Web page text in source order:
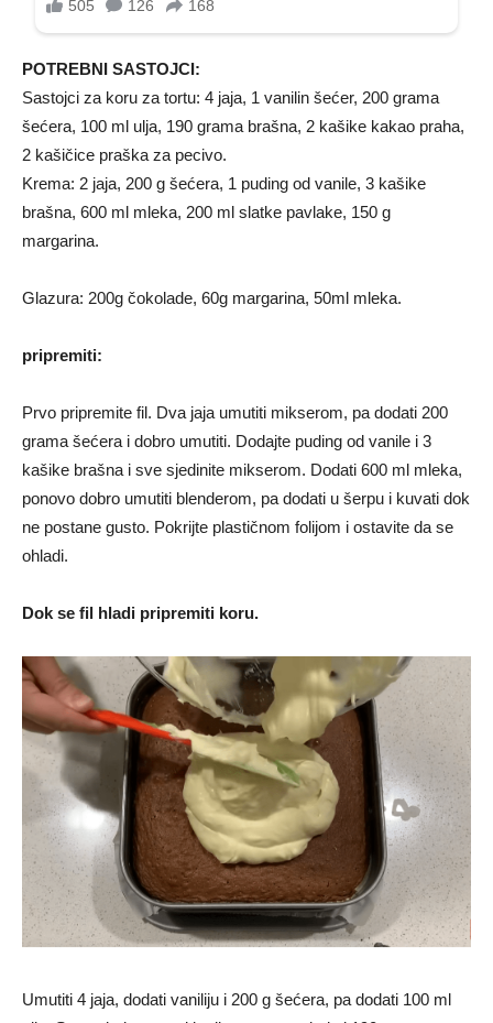
POTREBNI SASTOJCI:
Sastojci za koru za tortu: 4 jaja, 1 vanilin šećer, 200 grama
šećera, 100 ml ulja, 190 grama brašna, 2 kašike kakao praha,
2 kašičice praška za pecivo.
Krema: 2 jaja, 200 g šećera, 1 puding od vanile, 3 kašike
brašna, 600 ml mleka, 200 ml slatke pavlake, 150 g
margarina.
Glazura: 200g čokolade, 60g margarina, 50ml mleka.
pripremiti:
Prvo pripremite fil. Dva jaja umutiti mikserom, pa dodati 200
grama šećera i dobro umutiti. Dodajte puding od vanile i 3
kašike brašna i sve sjedinite mikserom. Dodati 600 ml mleka,
ponovo dobro umutiti blenderom, pa dodati u šerpu i kuvati dok
ne postane gusto. Pokrijte plastičnom folijom i ostavite da se
ohladi.
Dok se fil hladi pripremiti koru.
Umutiti 4 jaja, dodati vaniliju i 200 g šećera, pa dodati 100 ml